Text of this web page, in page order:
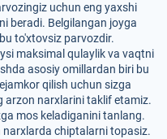
uchun eng yaxshi
beradi. Belgilangan joyga
to'xtovsiz parvozdir.
maksimal qulaylik va vaqtni
asosiy omillardan biri bu
qilish uchun sizga
narxlarini taklif etamiz.
mos keladiganini tanlang.
narxlarda chiptalarni topasiz.